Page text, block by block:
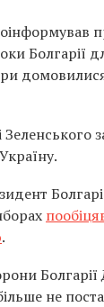
Болгарії
Зеленського
.
Болгарії
не